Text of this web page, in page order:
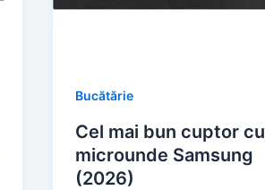
Bucătărie
Cel mai bun cuptor cu
microunde Samsung
(2026)